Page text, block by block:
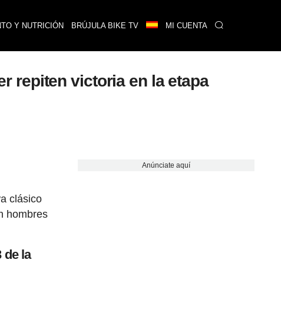
Y NUTRICIÓN BRÚJULA BIKE TV MI CUENTA
repiten victoria en la etapa
clásico
hombres
de la
Anúnciate aquí